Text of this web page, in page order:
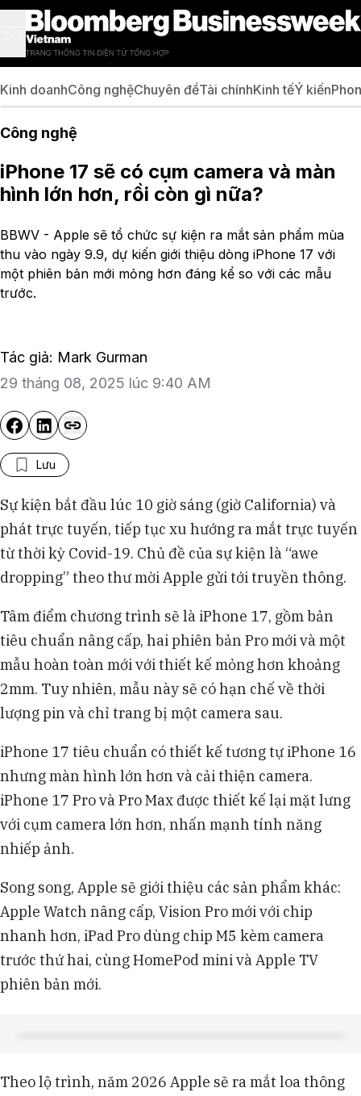
Kinh doanhCông nghệChuyên đềTài chínhKinh tếÝ kiến
Công nghệ
iPhone 17 sẽ có cụm camera và màn
hình lớn hơn, rồi còn gì nữa?
BBWV - Apple sẽ tổ chức sự kiện ra mắt sản phẩm mùa
thu vào ngày 9.9, dự kiến giới thiệu dòng iPhone 17 với
một phiên bản mới mỏng hơn đáng kể so với các mẫu
trước.
Tác giả: Mark Gurman
29 tháng 08, 2025 lúc 9:40 AM
Lưu
Sự kiện bắt đầu lúc 10 giờ sáng (giờ California) và
phát trực tuyến, tiếp tục xu hướng ra mắt trực tuyến
từ thời kỳ Covid-19. Chủ đề của sự kiện là “awe
dropping” theo thư mời Apple gửi tới truyền thông.
Tâm điểm chương trình sẽ là iPhone 17, gồm bản
tiêu chuẩn nâng cấp, hai phiên bản Pro mới và một
mẫu hoàn toàn mới với thiết kế mỏng hơn khoảng
2mm. Tuy nhiên, mẫu này sẽ có hạn chế về thời
lượng pin và chỉ trang bị một camera sau.
iPhone 17 tiêu chuẩn có thiết kế tương tự iPhone 16
nhưng màn hình lớn hơn và cải thiện camera.
iPhone 17 Pro và Pro Max được thiết kế lại mặt lưng
với cụm camera lớn hơn, nhấn mạnh tính năng
nhiếp ảnh.
Song song, Apple sẽ giới thiệu các sản phẩm khác:
Apple Watch nâng cấp, Vision Pro mới với chip
nhanh hơn, iPad Pro dùng chip M5 kèm camera
trước thứ hai, cùng HomePod mini và Apple TV
phiên bản mới.
Theo lộ trình, năm 2026 Apple sẽ ra mắt loa thông